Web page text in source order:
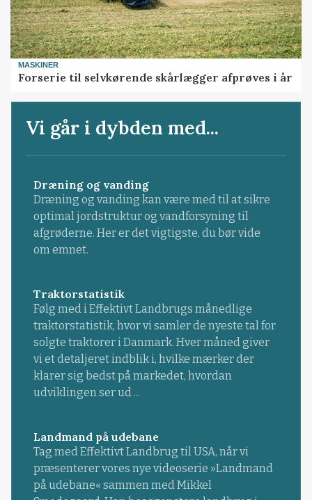
MASKINER
Forserie til selvkørende skårlægger afprøves i år
Vi går i dybden med...
Dræning og vanding
Dræning og vanding kan være med til at sikre
optimal jordstruktur og vandforsyning til
afgrøderne. Her er det vigtigste, du bør vide
om emnet.
Traktorstatistik
Følg med i Effektivt Landbrugs månedlige
traktorstatistik, hvor vi samler de nyeste tal for
solgte traktorer i Danmark. Hver måned giver
vi et detaljeret indblik i, hvilke mærker der
klarer sig bedst på markedet, hvordan
udviklingen ser ud ...
Landmand på udebane
Tag med Effektivt Landbrug til USA, når vi
præsenterer vores nye videoserie »Landmand
på udebane« sammen med Mikkel